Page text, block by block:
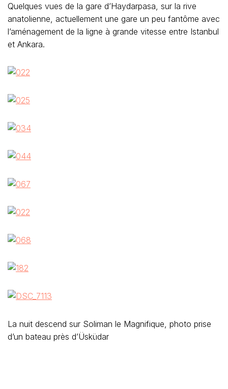
Quelques vues de la gare d’Haydarpasa, sur la rive
anatolienne, actuellement une gare un peu fantôme avec
l’aménagement de la ligne à grande vitesse entre Istanbul
et Ankara.
La nuit descend sur Soliman le Magnifique, photo prise
d’un bateau près d’Üsküdar